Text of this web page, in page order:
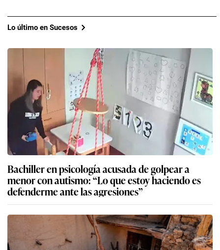
Lo último en Sucesos
Bachiller en psicología acusada de golpear a
menor con autismo: “Lo que estoy haciendo es
defenderme ante las agresiones”